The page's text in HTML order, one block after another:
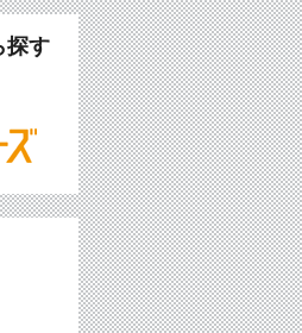
探す